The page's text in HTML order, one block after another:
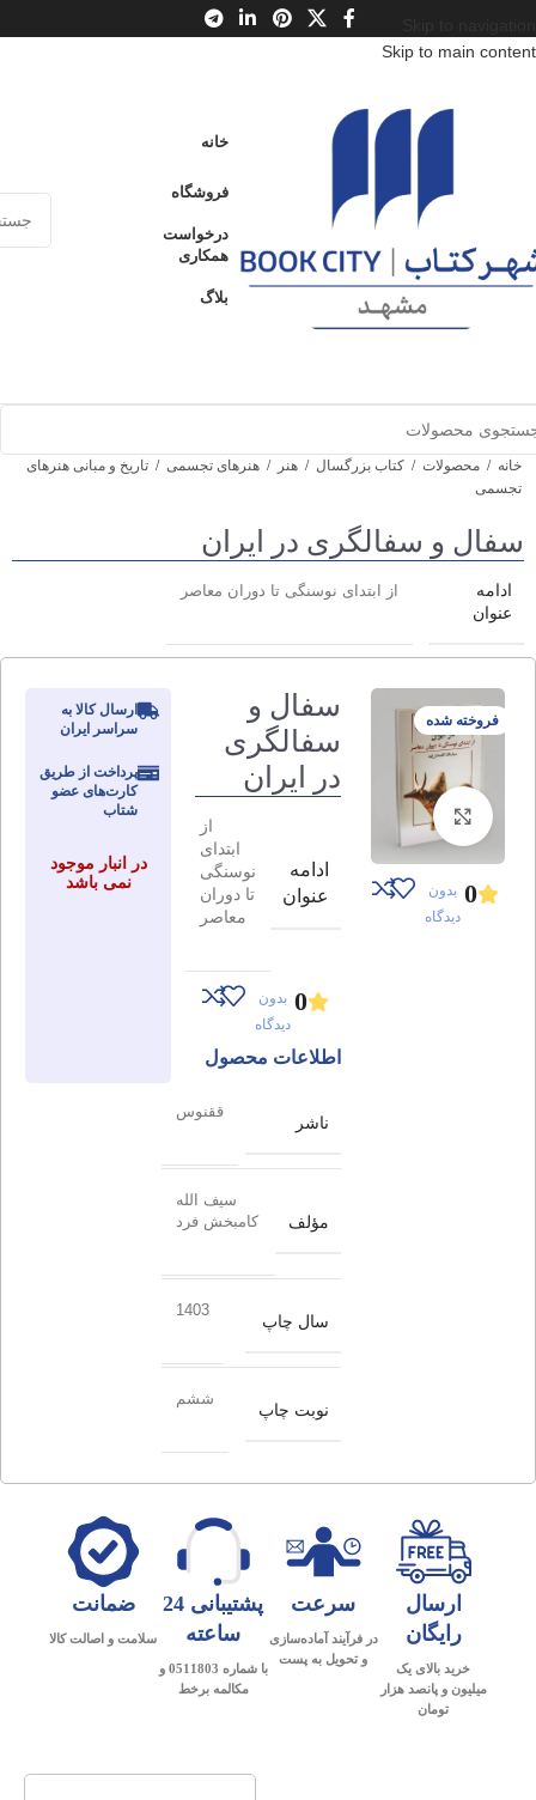
Skip to main content
خانه
فروشگاه
درخواست
همکاری
بلاگ
خانه / محصولات / کتاب بزرگسال / هنر / هنرهای تجسمی / تاریخ و مبانی هنرهای
تجسمی
سفال و سفالگری در ایران
ادامه
عنوان
از ابتدای نوسنگی تا دوران معاصر
فروخته شده
برای بزرگنمایی کلیک کنید
0 بدون
دیدگاه
سفال و
سفالگری
در ایران
ادامه
عنوان
از
ابتدای
نوسنگی
تا دوران
معاصر
0 بدون
دیدگاه
اطلاعات محصول
ناشر
ققنوس
مؤلف
سیف الله
کامبخش فرد
سال چاپ
1403
نوبت چاپ
ششم
ارسال کالا به
سراسر ایران
پرداخت از طریق
کارت‌های عضو
شتاب
در انبار موجود
نمی باشد
ارسال
رایگان
خرید بالای یک
میلیون و پانصد هزار
تومان
سرعت
در فرآیند آماده‌سازی
و تحویل به پست
پشتیبانی 24
ساعته
با شماره 0511803 و
مکالمه برخط
ضمانت
سلامت و اصالت کالا